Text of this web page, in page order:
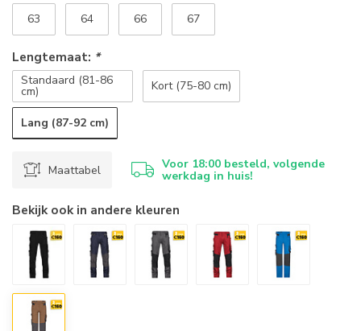
63 64 66 67
Lengtemaat: *
Standaard (81-86
cm) Kort (75-80 cm)
Lang (87-92 cm)
Maattabel Voor 18:00 besteld, volgende
werkdag in huis!
Bekijk ook in andere kleuren